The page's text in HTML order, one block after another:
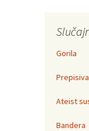
Gorila
Ateist
Bandera